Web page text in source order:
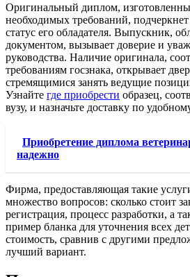
Оригинальный диплом,
необходимых требований,
статус его обладателя. Выпускник,
документом, вызывает доверие и
руководства. Наличие оригинала,
требованиям госзнака, открывает
стремящимися занять ведущие
Узнайте где приобрести образец,
вузу, и назначьте доставку по
Приобретение диплома
надежно
Фирма, предоставляющая такие
множество вопросов: сколько стоит
регистрация, процесс разработки, а
пример бланка для уточнения всех
стоимость, сравнив с другими
лучший вариант.